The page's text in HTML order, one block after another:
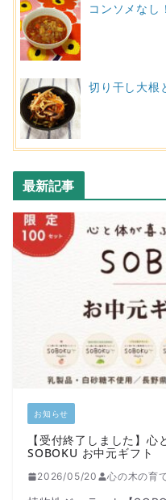
コンソメなし
切り干し大根
最新記事
お知らせ
【受付終了しました】
SOBOKU お中元ギフト
2026/05/20 心の木の育